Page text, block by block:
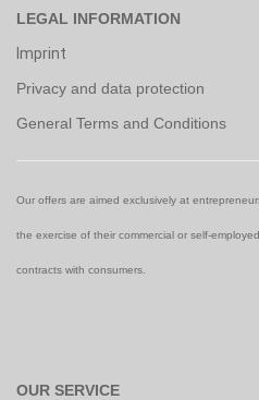
LEGAL INFORMATION
Imprint
Privacy and data protection
General Terms and Conditions
Our offers are aimed exclusively at
the exercise of their commercial or self-
contracts with consumers.
OUR SERVICE